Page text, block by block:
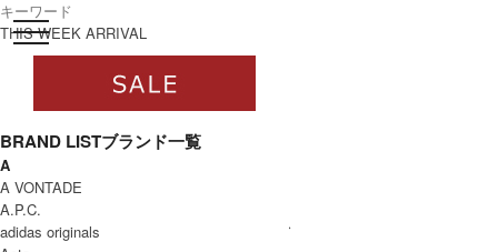
toggle navigation
ログイン
すべて
WOMEN
WOMEN ALL ITEM
/ ワンピース
THIS WEEK ARRIVAL
BRAND LISTブランド一覧
A
A VONTADE
A.P.C.
adidas originals